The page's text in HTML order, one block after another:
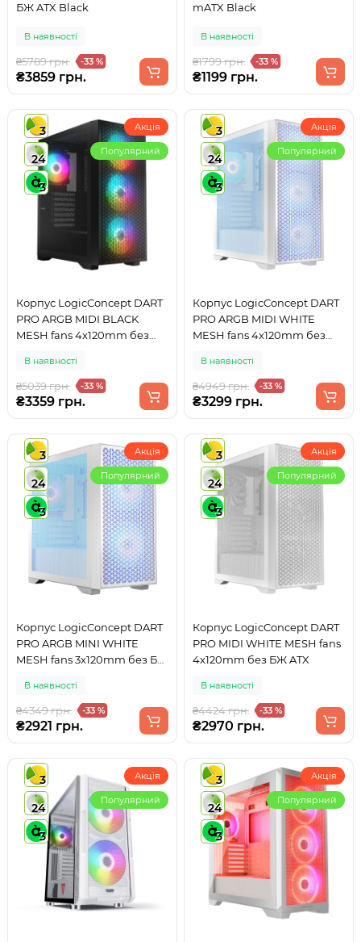
БЖ ATX Black
В наявності
₴5789 грн. -33 %
₴3859 грн.
mATX Black
В наявності
₴1799 грн. -33 %
₴1199 грн.
3
24
3
Акція
Популярний
Корпус LogicConcept DART
PRO ARGB MIDI BLACK
MESH fans 4x120mm без
В наявності
₴5039 грн. -33 %
₴3359 грн.
3
24
3
Акція
Популярний
Корпус LogicConcept DART
PRO ARGB MIDI WHITE
MESH fans 4x120mm без
В наявності
₴4949 грн. -33 %
₴3299 грн.
3
24
3
Акція
Популярний
Корпус LogicConcept DART
PRO ARGB MINI WHITE
MESH fans 3x120mm без БЖ
В наявності
₴4349 грн. -33 %
₴2921 грн.
3
24
3
Акція
Популярний
Корпус LogicConcept DART
PRO MIDI WHITE MESH fans
4x120mm без БЖ ATX
В наявності
₴4424 грн. -33 %
₴2970 грн.
3
24
3
Акція
Популярний
3
24
3
Акція
Популярний